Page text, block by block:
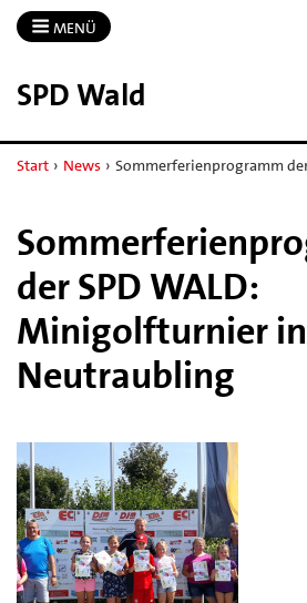
MENÜ
SPD Wald
Start › News › Sommerferienprogramm der
der SPD WALD:
Minigolfturnier in
Neutraubling